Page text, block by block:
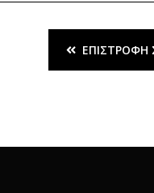
ΕΠΙΣΤΡΟΦΉ